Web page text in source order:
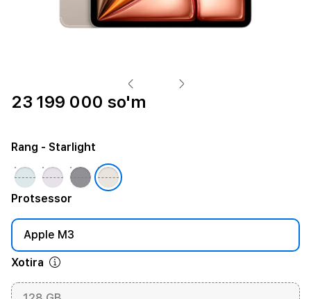
23 199 000 so'm
Rang - Starlight
Protsessor
Apple M3
Xotira